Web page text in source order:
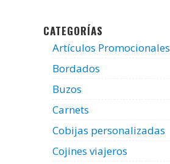
CATEGORÍAS
Artículos Promocionales
Bordados
Buzos
Carnets
Cobijas personalizadas
Cojines viajeros